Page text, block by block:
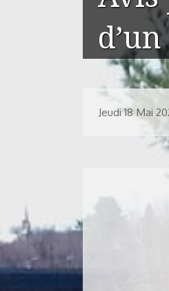
Jeudi 18 Mai